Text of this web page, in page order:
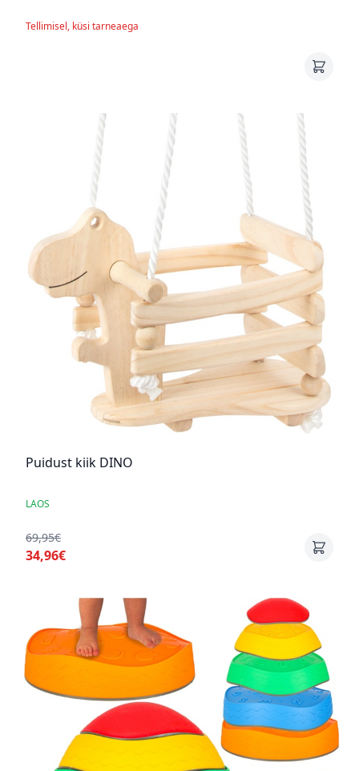
Tellimisel, küsi tarneaega
Puidust kiik DINO
LAOS
69,95€
34,96€